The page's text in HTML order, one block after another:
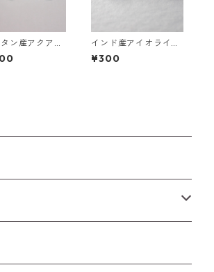
ン産アクアマ
石
インド産アイオライト
オーバルカボション0.
25ct前後 5mm*3mm
¥300